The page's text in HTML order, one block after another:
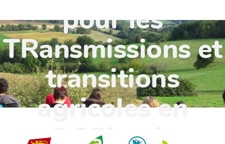
pour les
TRansmissions et
transitions
agricoles en